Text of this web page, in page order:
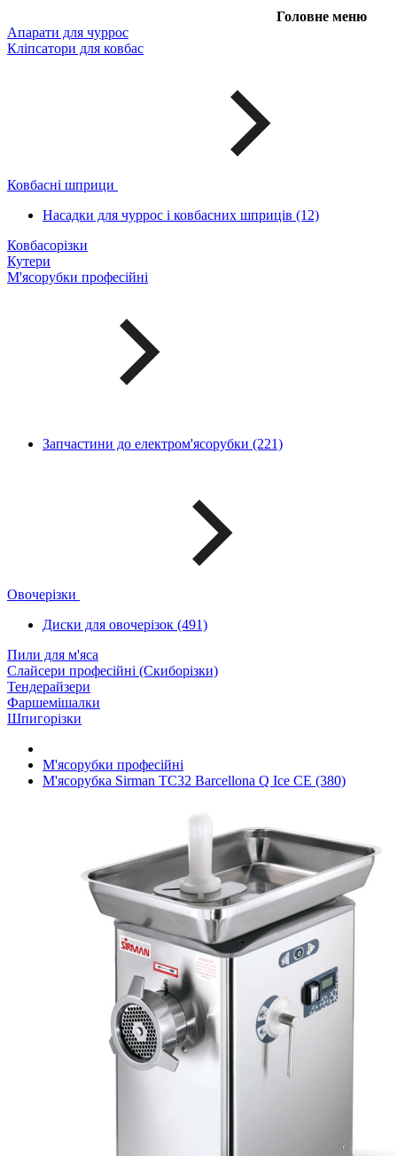
Головне меню
Апарати для чуррос
Кліпсатори для ковбас
Ковбасні шприци
Насадки для чуррос і ковбасних шприців (12)
Ковбасорізки
Кутери
М'ясорубки професійні
Запчастини до електром'ясорубки (221)
Овочерізки
Диски для овочерізок (491)
Пили для м'яса
Слайсери професійні (Скиборізки)
Тендерайзери
Фаршемішалки
Шпигорізки
М'ясорубки професійні
М'ясорубка Sirman TC32 Barcellona Q Ice СЕ (380)